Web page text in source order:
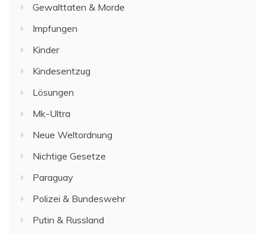
Gewalttaten & Morde
Impfungen
Kinder
Kindesentzug
Lösungen
Mk-Ultra
Neue Weltordnung
Nichtige Gesetze
Paraguay
Polizei & Bundeswehr
Putin & Russland